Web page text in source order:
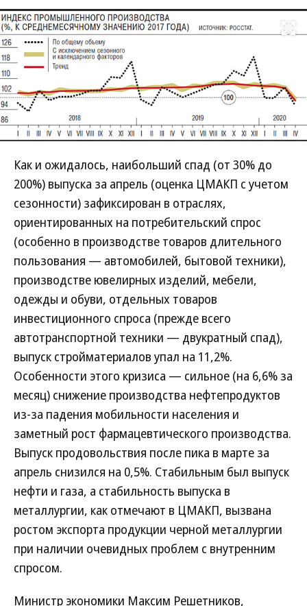
Развернуть
Как и ожидалось, наибольший спад (от 30% до
200%) выпуска за апрель (оценка ЦМАКП с учетом
сезонности) зафиксирован в отраслях,
ориентированных на потребительский спрос
(особенно в производстве товаров длительного
пользования — автомобилей, бытовой техники),
производстве ювелирных изделий, мебели,
одежды и обуви, отдельных товаров
инвестиционного спроса (прежде всего
автотранспортной техники — двукратный спад),
выпуск стройматериалов упал на 11,2%.
Особенности этого кризиса — сильное (на 6,6% за
месяц) снижение производства нефтепродуктов
из-за падения мобильности населения и
заметный рост фармацевтического производства.
Выпуск продовольствия после пика в марте за
апрель снизился на 0,5%. Стабильным был выпуск
нефти и газа, а стабильность выпуска в
металлургии, как отмечают в ЦМАКП, вызвана
ростом экспорта продукции черной металлургии
при наличии очевидных проблем с внутренним
спросом.
Министр экономики Максим Решетников,